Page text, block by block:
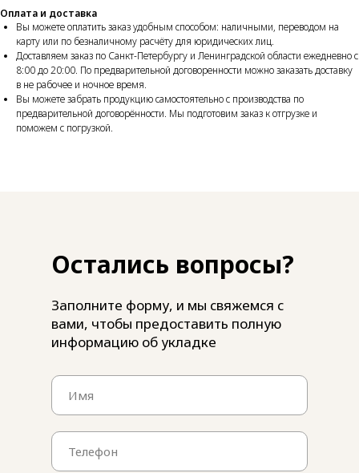
Оплата и доставка
Вы можете оплатить заказ удобным способом: наличными, переводом на
карту или по безналичному расчёту для юридических лиц.
Доставляем заказ по Санкт-Петербургу и Ленинградской области ежедневно с
8:00 до 20:00. По предварительной договоренности можно заказать доставку
в не рабочее и ночное время.
Вы можете забрать продукцию самостоятельно с производства по
предварительной договорённости. Мы подготовим заказ к отгрузке и
поможем с погрузкой.
Остались вопросы?
Заполните форму, и мы свяжемся с
вами, чтобы предоставить полную
информацию об укладке